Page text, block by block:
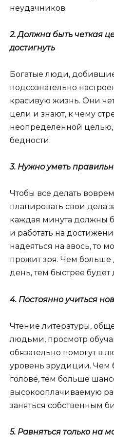
неудачников.
2. Должна быть четкая
достигнуть
Богатые люди,
подсознательно
красивую жизнь. Они
цели и знают, к чему
неопределенной целью,
бедности.
3. Нужно уметь
Чтобы все делать
планировать свои дела
каждая минута должны
и работать на
надеяться на авось, то
прожит зря. Чем больше
день, тем быстрее будет
4. Постоянно учиться
Чтение литературы,
людьми, просмотр
обязательно помогут в
уровень эрудиции. Чем
голове, тем больше
высокооплачиваемую
заняться собственным
5. Равняться только на